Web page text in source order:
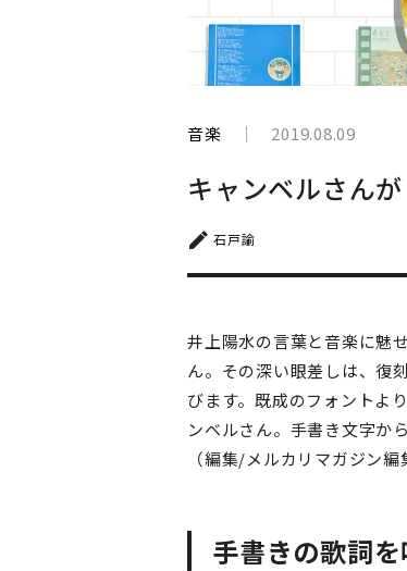
音楽 2019.08.09
キャンベルさん
石戸諭
井上陽水の言葉と音楽に魅
ん。その深い眼差しは、復
びます。既成のフォントよ
ンベルさん。手書き文字か
（編集/メルカリマガジン編
手書きの歌詞